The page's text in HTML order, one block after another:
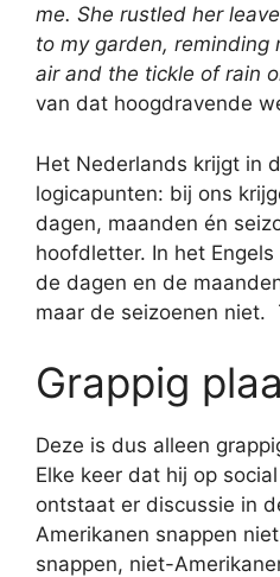
me. She rustled her
to my garden, reminding
air and the tickle of rain
van dat hoogdravende
Het Nederlands krijgt in
logicapunten: bij ons
dagen, maanden én
hoofdletter. In het
de dagen en de
maar de seizoenen niet.
Grappig
Deze is dus alleen
Elke keer dat hij op
ontstaat er discussie in
Amerikanen snappen
snappen, niet-